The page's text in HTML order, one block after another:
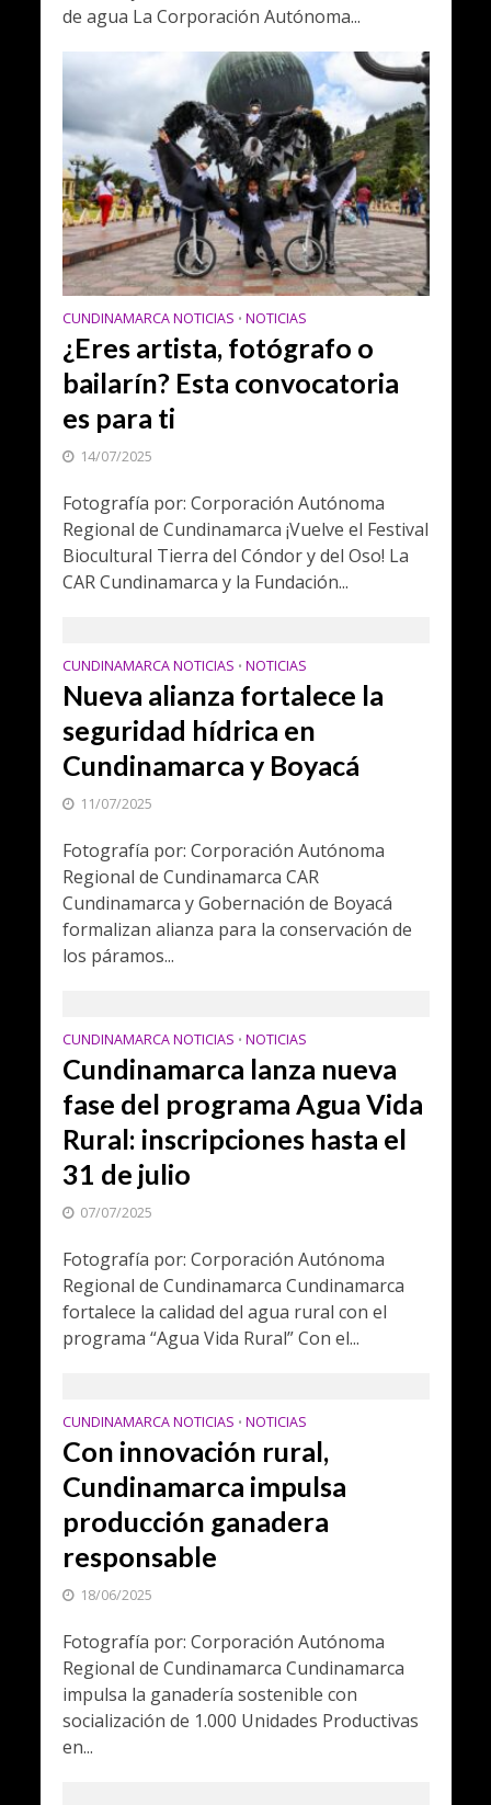
de agua La Corporación Autónoma...
CUNDINAMARCA NOTICIAS • NOTICIAS
¿Eres artista, fotógrafo o
bailarín? Esta convocatoria
es para ti
14/07/2025
Fotografía por: Corporación Autónoma
Regional de Cundinamarca ¡Vuelve el Festival
Biocultural Tierra del Cóndor y del Oso! La
CAR Cundinamarca y la Fundación...
CUNDINAMARCA NOTICIAS • NOTICIAS
Nueva alianza fortalece la
seguridad hídrica en
Cundinamarca y Boyacá
11/07/2025
Fotografía por: Corporación Autónoma
Regional de Cundinamarca CAR
Cundinamarca y Gobernación de Boyacá
formalizan alianza para la conservación de
los páramos...
CUNDINAMARCA NOTICIAS • NOTICIAS
Cundinamarca lanza nueva
fase del programa Agua Vida
Rural: inscripciones hasta el
31 de julio
07/07/2025
Fotografía por: Corporación Autónoma
Regional de Cundinamarca Cundinamarca
fortalece la calidad del agua rural con el
programa “Agua Vida Rural” Con el...
CUNDINAMARCA NOTICIAS • NOTICIAS
Con innovación rural,
Cundinamarca impulsa
producción ganadera
responsable
18/06/2025
Fotografía por: Corporación Autónoma
Regional de Cundinamarca Cundinamarca
impulsa la ganadería sostenible con
socialización de 1.000 Unidades Productivas
en...